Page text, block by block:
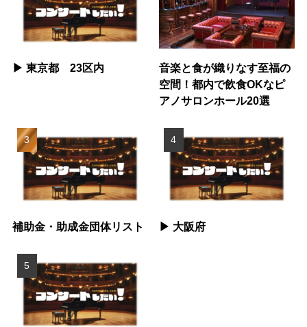
▶︎ 東京都 23区内
音楽と食が織りなす至福の
空間！都内で飲食OKなピ
アノサロンホール20選
補助金・助成金団体リスト ▶︎ 大阪府